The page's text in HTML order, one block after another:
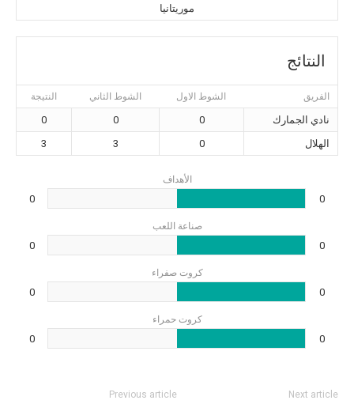
موريتانيا
النتائج
الفريق الشوط الاول الشوط الثاني النتيجة
نادي الجمارك 0
0
0
الهلال
0
3
3
الأهداف
0
0
صناعة اللعب
0
0
كروت صفراء
0
0
كروت حمراء
0
0
Previous article Next article